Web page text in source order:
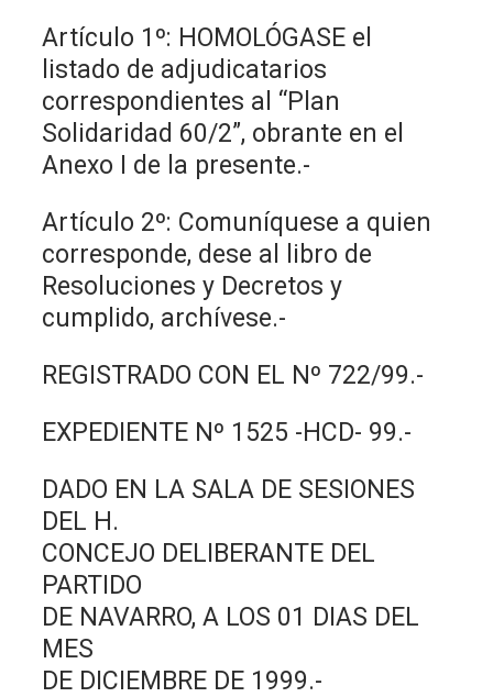
Artículo 1º: HOMOLÓGASE el
listado de adjudicatarios
correspondientes al “Plan
Solidaridad 60/2”, obrante en el
Anexo I de la presente.-
Artículo 2º: Comuníquese a quien
corresponde, dese al libro de
Resoluciones y Decretos y
cumplido, archívese.-
REGISTRADO CON EL Nº 722/99.-
EXPEDIENTE Nº 1525 -HCD- 99.-
DADO EN LA SALA DE SESIONES
DEL H.
CONCEJO DELIBERANTE DEL
PARTIDO
DE NAVARRO, A LOS 01 DIAS DEL
MES
DE DICIEMBRE DE 1999.-